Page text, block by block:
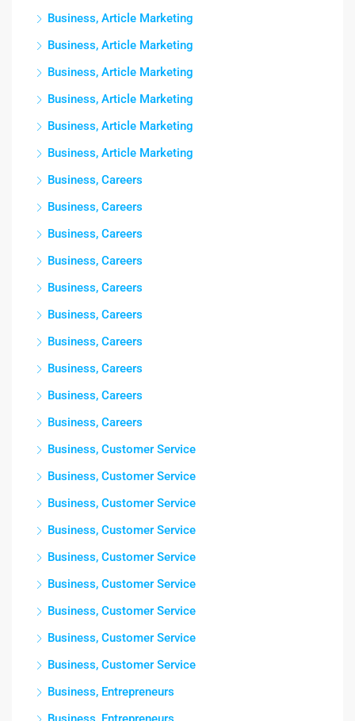
Business, Article Marketing
Business, Article Marketing
Business, Article Marketing
Business, Article Marketing
Business, Article Marketing
Business, Article Marketing
Business, Careers
Business, Careers
Business, Careers
Business, Careers
Business, Careers
Business, Careers
Business, Careers
Business, Careers
Business, Careers
Business, Careers
Business, Customer Service
Business, Customer Service
Business, Customer Service
Business, Customer Service
Business, Customer Service
Business, Customer Service
Business, Customer Service
Business, Customer Service
Business, Customer Service
Business, Entrepreneurs